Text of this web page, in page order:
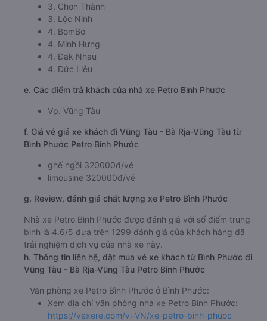
3. Chơn Thành
3. Lộc Ninh
4. BomBo
4. Minh Hưng
4. Đak Nhau
4. Đức Liễu
e. Các điểm trả khách của nhà xe Petro Bình Phước
Vp. Vũng Tàu
f. Giá vé giá xe khách đi Vũng Tàu - Bà Rịa-Vũng Tàu từ
Bình Phước Petro Bình Phước
ghế ngồi 320000đ/vé
limousine 320000đ/vé
g. Review, đánh giá chất lượng xe Petro Bình Phước
Nhà xe Petro Bình Phước được đánh giá với số điểm trung
bình là 4.6/5 dựa trên 1299 đánh giá của khách hàng đã
trải nghiệm dịch vụ của nhà xe này.
h. Thông tin liên hệ, đặt mua vé xe khách từ Bình Phước đi
Vũng Tàu - Bà Rịa-Vũng Tàu Petro Bình Phước
Văn phòng xe Petro Bình Phước ở Bình Phước:
Xem địa chỉ văn phòng nhà xe Petro Bình Phước:
https://vexere.com/vi-VN/xe-petro-binh-phuoc